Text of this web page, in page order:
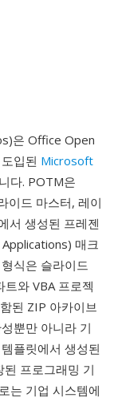
은 Office Open
입된 Microsoft
다. POTM은
이드 마스터, 레이
서 생성된 프레젠
매크
식은 슬라이드
와 VBA 프로젝
된 ZIP 아카이브
뿐만 아니라 기
플릿에서 생성된
프로그래밍 기
는 기업 시스템에